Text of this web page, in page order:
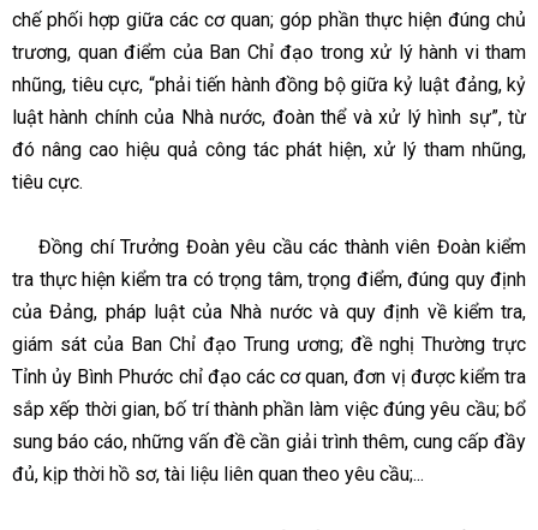
chế phối hợp giữa các cơ quan; góp phần thực hiện đúng chủ
trương, quan điểm của Ban Chỉ đạo trong xử lý hành vi tham
nhũng, tiêu cực, “phải tiến hành đồng bộ giữa kỷ luật đảng, kỷ
luật hành chính của Nhà nước, đoàn thể và xử lý hình sự”, từ
đó nâng cao hiệu quả công tác phát hiện, xử lý tham nhũng,
tiêu cực.
Đồng chí Trưởng Đoàn yêu cầu các thành viên Đoàn kiểm
tra thực hiện kiểm tra có trọng tâm, trọng điểm, đúng quy định
của Đảng, pháp luật của Nhà nước và quy định về kiểm tra,
giám sát của Ban Chỉ đạo Trung ương; đề nghị Thường trực
Tỉnh ủy Bình Phước chỉ đạo các cơ quan, đơn vị được kiểm tra
sắp xếp thời gian, bố trí thành phần làm việc đúng yêu cầu; bổ
sung báo cáo, những vấn đề cần giải trình thêm, cung cấp đầy
đủ, kịp thời hồ sơ, tài liệu liên quan theo yêu cầu;...